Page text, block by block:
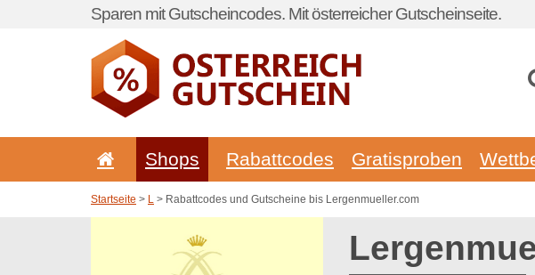
Sparen mit Gutscheincodes. Mit österreicher Gutscheinseite.
Shops Rabattcodes Gratisproben
Startseite > L > Rabattcodes und Gutscheine bis Lergenmueller.com